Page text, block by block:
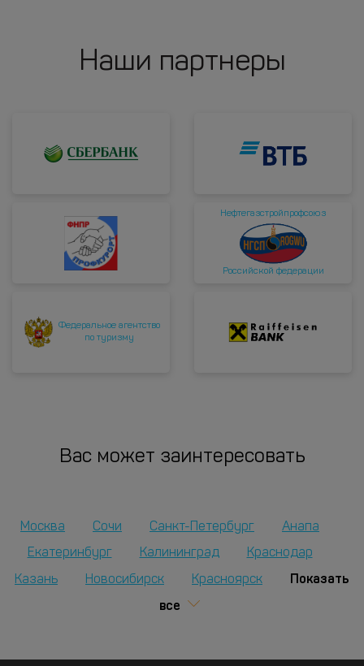
Наши партнеры
Нефтегазстройпрофсоюз
Российской федерации
Федеральное агентство
по туризму
Вас может заинтересовать
Москва Сочи Санкт-Петербург
Анапа
Екатеринбург
Калининград Краснодар
Казань Новосибирск Красноярск
Показать
все